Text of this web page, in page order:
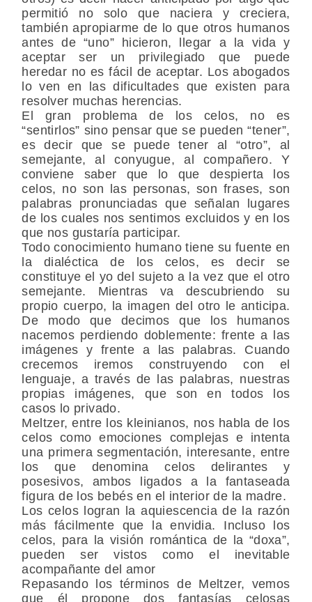
permitió no solo que naciera y creciera,
también apropiarme de lo que otros humanos
antes de “uno” hicieron, llegar a la vida y
aceptar ser un privilegiado que puede
heredar no es fácil de aceptar. Los abogados
lo ven en las dificultades que existen para
resolver muchas herencias.
El gran problema de los celos, no es
“sentirlos” sino pensar que se pueden “tener”,
es decir que se puede tener al “otro”, al
semejante, al conyugue, al compañero. Y
conviene saber que lo que despierta los
celos, no son las personas, son frases, son
palabras pronunciadas que señalan lugares
de los cuales nos sentimos excluidos y en los
que nos gustaría participar.
Todo conocimiento humano tiene su fuente en
la dialéctica de los celos, es decir se
constituye el yo del sujeto a la vez que el otro
semejante. Mientras va descubriendo su
propio cuerpo, la imagen del otro le anticipa.
De modo que decimos que los humanos
nacemos perdiendo doblemente: frente a las
imágenes y frente a las palabras. Cuando
crecemos iremos construyendo con el
lenguaje, a través de las palabras, nuestras
propias imágenes, que son en todos los
casos lo privado.
Meltzer, entre los kleinianos, nos habla de los
celos como emociones complejas e intenta
una primera segmentación, interesante, entre
los que denomina celos delirantes y
posesivos, ambos ligados a la fantaseada
figura de los bebés en el interior de la madre.
Los celos logran la aquiescencia de la razón
más fácilmente que la envidia. Incluso los
celos, para la visión romántica de la “doxa”,
pueden ser vistos como el inevitable
acompañante del amor
Repasando los términos de Meltzer, vemos
que él propone dos fantasías celosas